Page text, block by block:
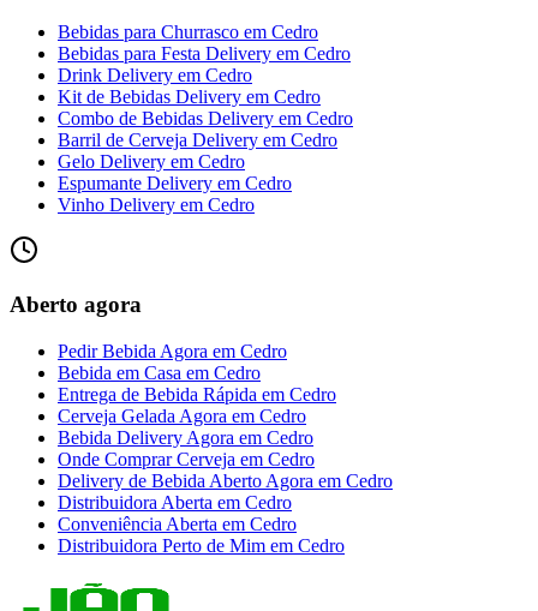
Bebidas para Churrasco em Cedro
Bebidas para Festa Delivery em Cedro
Drink Delivery em Cedro
Kit de Bebidas Delivery em Cedro
Combo de Bebidas Delivery em Cedro
Barril de Cerveja Delivery em Cedro
Gelo Delivery em Cedro
Espumante Delivery em Cedro
Vinho Delivery em Cedro
Aberto agora
Pedir Bebida Agora em Cedro
Bebida em Casa em Cedro
Entrega de Bebida Rápida em Cedro
Cerveja Gelada Agora em Cedro
Bebida Delivery Agora em Cedro
Onde Comprar Cerveja em Cedro
Delivery de Bebida Aberto Agora em Cedro
Distribuidora Aberta em Cedro
Conveniência Aberta em Cedro
Distribuidora Perto de Mim em Cedro